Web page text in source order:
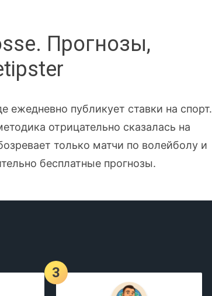
Прогнозы,
ежедневно публикует ставки на спорт.
отрицательно сказалась на
только матчи по волейболу и
бесплатные прогнозы.
3